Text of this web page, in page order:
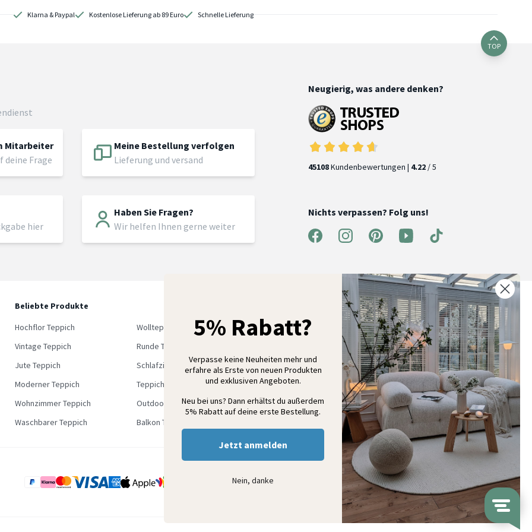
Klarna & Paypal Kostenlose Lieferung ab 89 Euro Schnelle Lieferung
TOP
Mitarbeiter
Frage
Meine Bestellung verfolgen
Lieferung und versand
hier
Haben Sie Fragen?
Wir helfen Ihnen gerne weiter
Neugierig, was andere denken?
45108Kundenbewertungen | 4.22 / 5
Nichts verpassen? Folg uns!
Beliebte Produkte
Hochflor Teppich
Wollteppich
Vintage Teppich
Runde Teppich
Jute Teppich
Schlafzimmer Teppich
Moderner Teppich
Teppich Outlet
Wohnzimmer Teppich
Outdoor Teppich
Waschbarer Teppich
Balkon Teppich
5% Rabatt auf deine erste Bestellung
Melde dich für unseren Newsletter an und entdecke neue
Kollektionen, Angebote und Wohnideen als Erstes
Anmelden
5% Rabatt?
Verpasse keine Neuheiten mehr und
erfahre als Erste von neuen Produkten
und exklusiven Angeboten.
Neu bei uns? Dann erhältst du außerdem
5% Rabatt auf deine erste Bestellung.
Jetzt anmelden
Nein, danke